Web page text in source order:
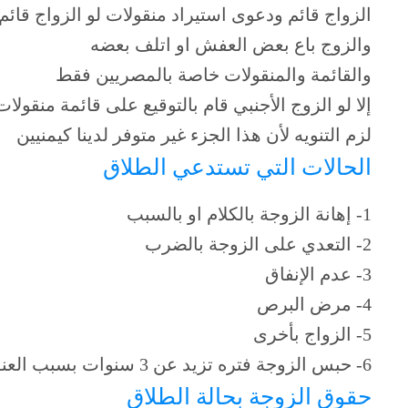
الزواج قائم ودعوى استيراد منقولات لو الزواج قائم
والزوج باع بعض العفش او اتلف بعضه
والقائمة والمنقولات خاصة بالمصريين فقط
إلا لو الزوج الأجنبي قام بالتوقيع على قائمة
لزم التنويه لأن هذا الجزء غير متوفر لدينا كيمنيين
الحالات التي تستدعي الطلاق
1- إهانة الزوجة بالكلام او بالسبب
2- التعدي على الزوجة بالضرب
3- عدم الإنفاق
4- مرض البرص
5- الزواج بأخرى
6- حبس الزوجة فتره تزيد عن 3 سنوات بسبب العنة
حقوق الزوجة بحالة الطلاق